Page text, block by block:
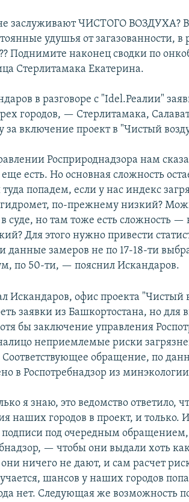
заслуживают ЧИСТОГО ВОЗДУХА? В
удушья от загазованности, в
Поднимите наконец сводки по
Стерлитамака Екатерина.
в разговоре с "Idel.Реалии"
городов, — Стерлитамака,
за включение проект в "Чистый
Росприроднадзора нам
еще есть. Но основная сложность
попадем, если у нас индекс
по-прежнему низкий?
суде, но там тоже есть сложность —
Для этого нужно привести
данные замеров не по 17-18-ти
по 50-ти, — пояснил Искандаров.
Искандаров, офис проекта "Чистый
заявки из Башкортостана, но для
бы заключение управления
неприемлемые риски
Соответствующее обращение, по
в Роспотребнадзор из
я знаю, это ведомство ответило,
наших городов в проект, и только.
подписи под очередным
— чтобы они выдали хоть
ничего не дают, и сам расчет
шансов у наших городов
нет. Следующая же возможность